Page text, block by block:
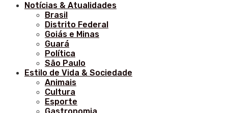
Notícias & Atualidades
Brasil
Distrito Federal
Goiás e Minas
Guará
Política
São Paulo
Estilo de Vida & Sociedade
Animais
Cultura
Esporte